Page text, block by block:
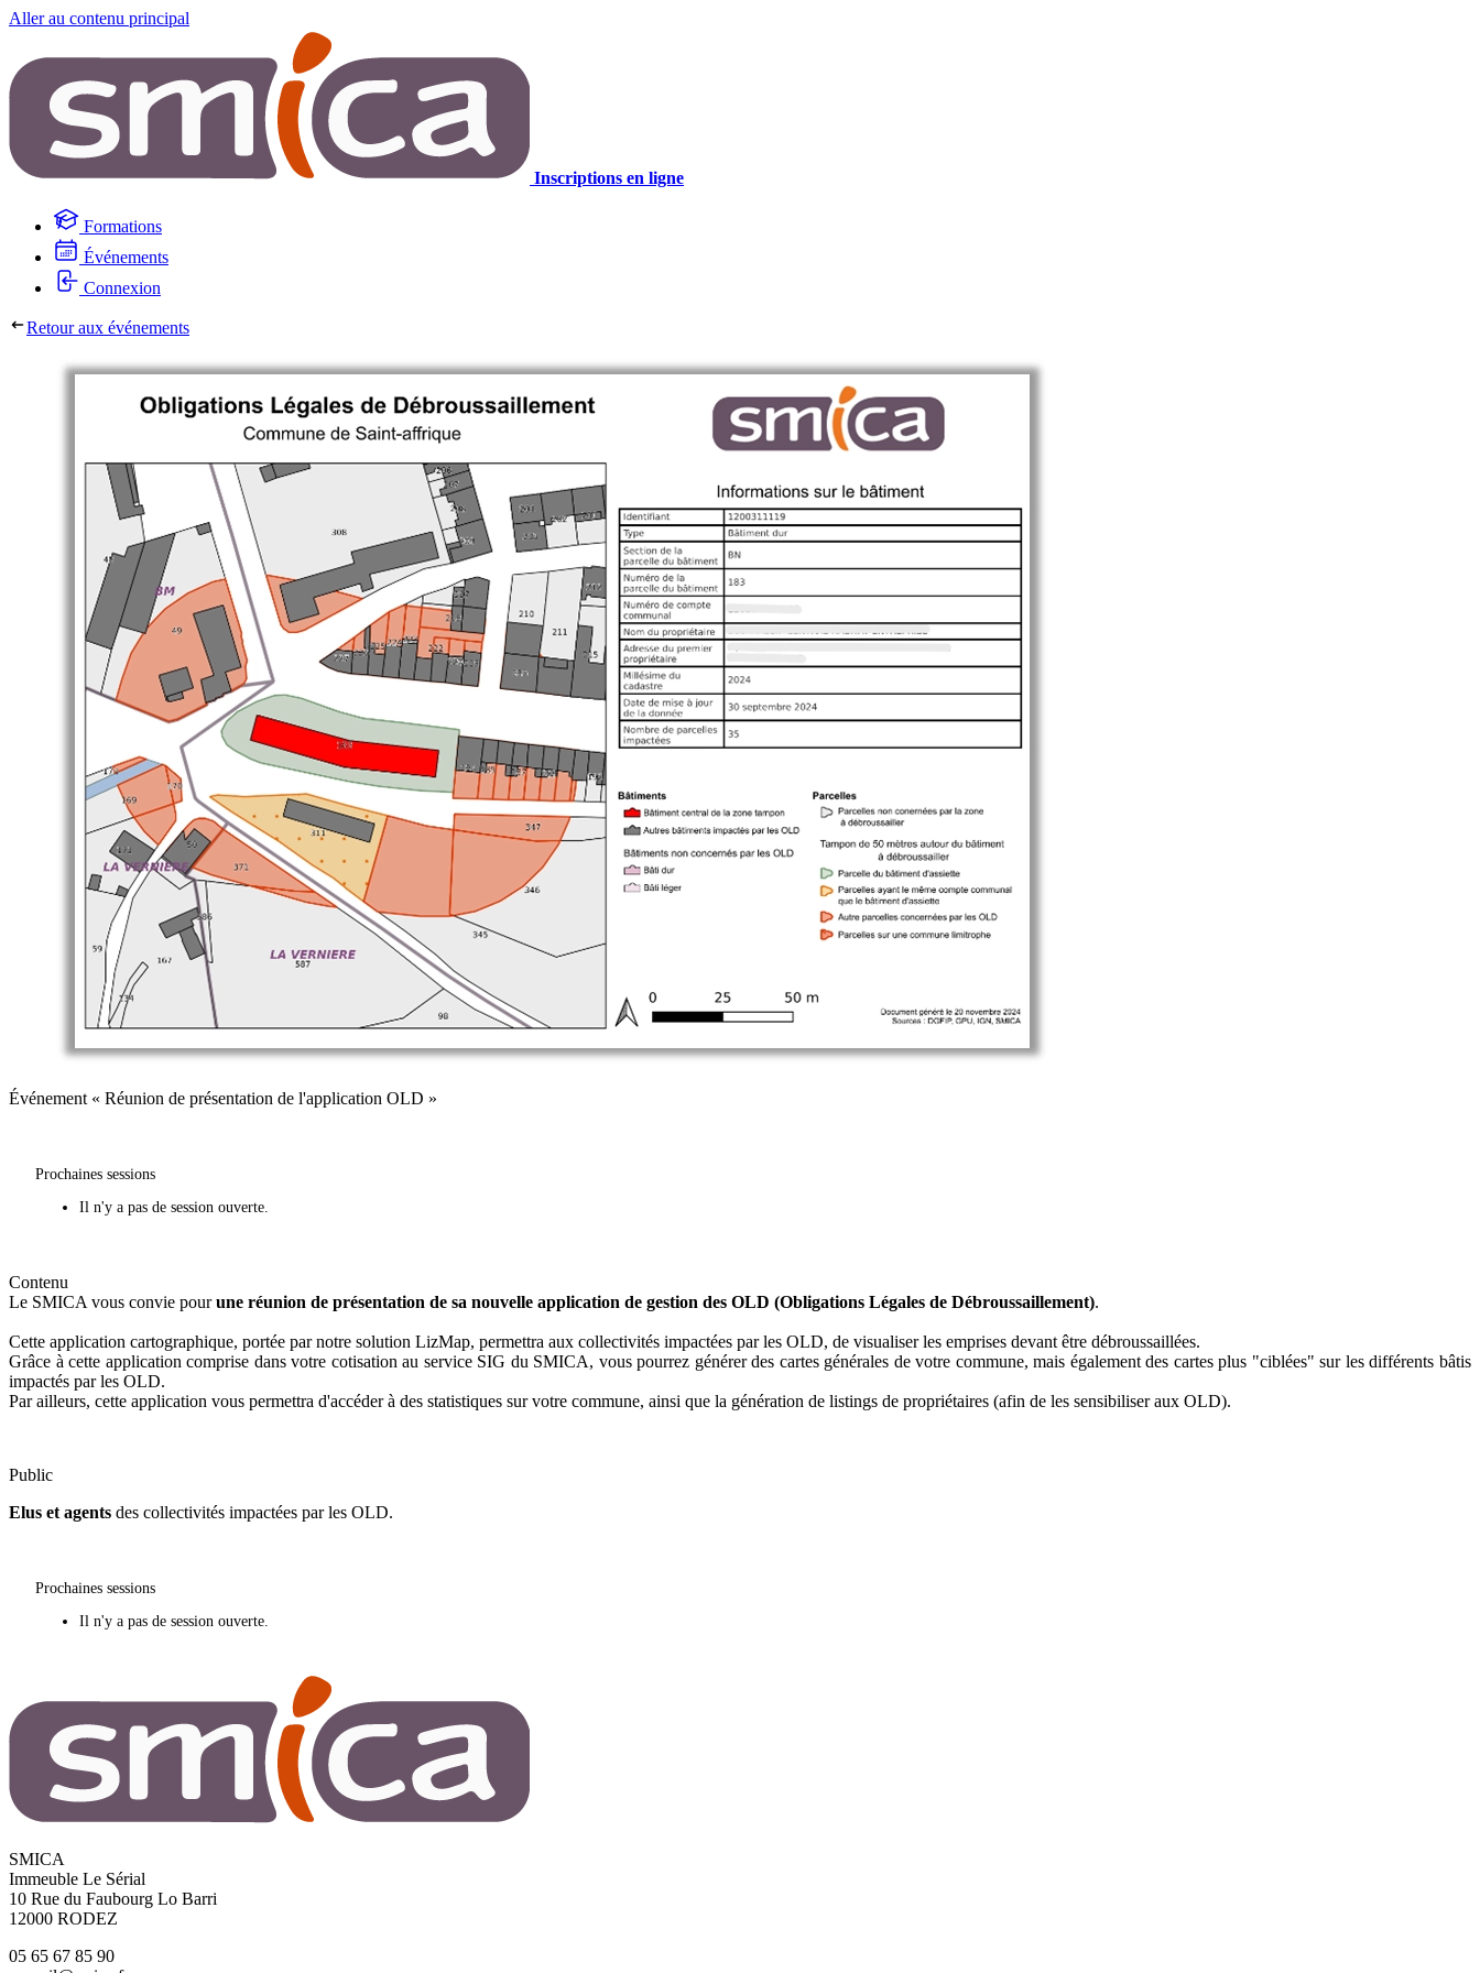
Aller au contenu principal
Inscriptions en ligne
Formations
Événements
Connexion
Retour aux événements
Événement « Réunion de présentation de l'application OLD »
Prochaines sessions
Il n'y a pas de session ouverte.
Contenu
Le SMICA vous convie pourune réunion de présentation de sa nouvelle application de gestion des OLD (Obligations Légales de Débroussaillement).
Cette application cartographique, portée par notre solution LizMap, permettra aux collectivités impactées par les OLD, de visualiser les emprises devant être débroussaillées.
Grâce à cette application comprise dans votre cotisation au service SIG du SMICA, vous pourrez générer des cartes générales de votre commune, mais également des cartes plus "ciblées" sur les différents bâtis
impactés par les OLD.
Par ailleurs, cette application vous permettra d'accéder à des statistiques sur votre commune, ainsi que la génération de listings de propriétaires (afin de les sensibiliser aux OLD).
Public
Elus et agents des collectivités impactées par les OLD.
Prochaines sessions
Il n'y a pas de session ouverte.
SMICA
Immeuble Le Sérial
10 Rue du Faubourg Lo Barri
12000 RODEZ
05 65 67 85 90